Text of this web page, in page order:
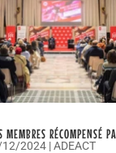
RÉCOMPENSÉ
2024|ADEACT